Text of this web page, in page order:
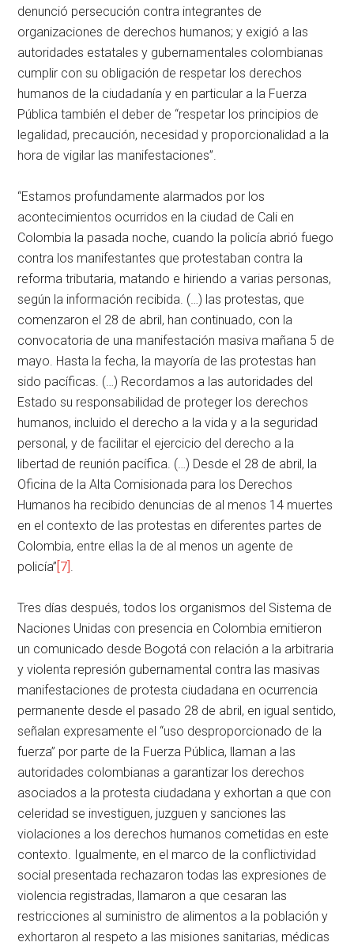
denunció persecución contra integrantes de
organizaciones de derechos humanos; y exigió a las
autoridades estatales y gubernamentales colombianas
cumplir con su obligación de respetar los derechos
humanos de la ciudadanía y en particular a la Fuerza
Pública también el deber de “respetar los principios de
legalidad, precaución, necesidad y proporcionalidad a la
hora de vigilar las manifestaciones”.
“Estamos profundamente alarmados por los
acontecimientos ocurridos en la ciudad de Cali en
Colombia la pasada noche, cuando la policía abrió fuego
contra los manifestantes que protestaban contra la
reforma tributaria, matando e hiriendo a varias personas,
según la información recibida. (…) las protestas, que
comenzaron el 28 de abril, han continuado, con la
convocatoria de una manifestación masiva mañana 5 de
mayo. Hasta la fecha, la mayoría de las protestas han
sido pacíficas. (…) Recordamos a las autoridades del
Estado su responsabilidad de proteger los derechos
humanos, incluido el derecho a la vida y a la seguridad
personal, y de facilitar el ejercicio del derecho a la
libertad de reunión pacífica. (…) Desde el 28 de abril, la
Oficina de la Alta Comisionada para los Derechos
Humanos ha recibido denuncias de al menos 14 muertes
en el contexto de las protestas en diferentes partes de
Colombia, entre ellas la de al menos un agente de
policía” [7] .
Tres días después, todos los organismos del Sistema de
Naciones Unidas con presencia en Colombia emitieron
un comunicado desde Bogotá con relación a la arbitraria
y violenta represión gubernamental contra las masivas
manifestaciones de protesta ciudadana en ocurrencia
permanente desde el pasado 28 de abril, en igual sentido,
señalan expresamente el “uso desproporcionado de la
fuerza” por parte de la Fuerza Pública, llaman a las
autoridades colombianas a garantizar los derechos
asociados a la protesta ciudadana y exhortan a que con
celeridad se investiguen, juzguen y sanciones las
violaciones a los derechos humanos cometidas en este
contexto. Igualmente, en el marco de la conflictividad
social presentada rechazaron todas las expresiones de
violencia registradas, llamaron a que cesaran las
restricciones al suministro de alimentos a la población y
exhortaron al respeto a las misiones sanitarias, médicas